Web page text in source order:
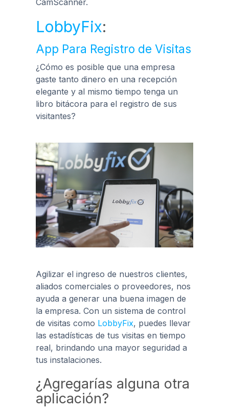
CamScanner.
LobbyFix:
App Para Registro de Visitas
¿Cómo es posible que una empresa
gaste tanto dinero en una recepción
elegante y al mismo tiempo tenga un
libro bitácora para el registro de sus
visitantes?
Agilizar el ingreso de nuestros clientes,
aliados comerciales o proveedores, nos
ayuda a generar una buena imagen de
la empresa. Con un sistema de control
de visitas como LobbyFix, puedes llevar
las estadísticas de tus visitas en tiempo
real, brindando una mayor seguridad a
tus instalaciones.
¿Agregarías alguna otra
aplicación?